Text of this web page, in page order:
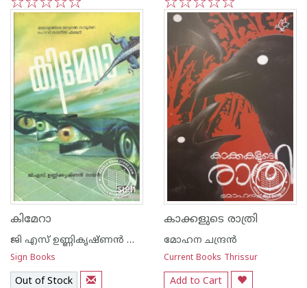
5
4
3
2
1 5
4
3
2
1
കിമേറാ
ജി എസ് ഉണ്ണികൃഷ്ണ‌ന്‍ നായര്‍
Sign Books
Out of Stock
കാക്കളുടെ രാത്രി
മോഹന ചന്ദ്രന്‍
Current Books Thrissur
Add to Cart